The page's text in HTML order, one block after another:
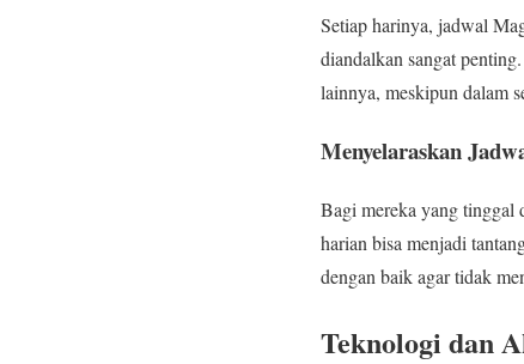
Setiap harinya, jadwal
diandalkan sangat
lainnya, meskipun dalam
Menyelaraskan
Bagi mereka yang tinggal
harian bisa menjadi
dengan baik agar tidak
Teknologi dan